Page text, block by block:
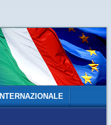
INTERNAZIONALE